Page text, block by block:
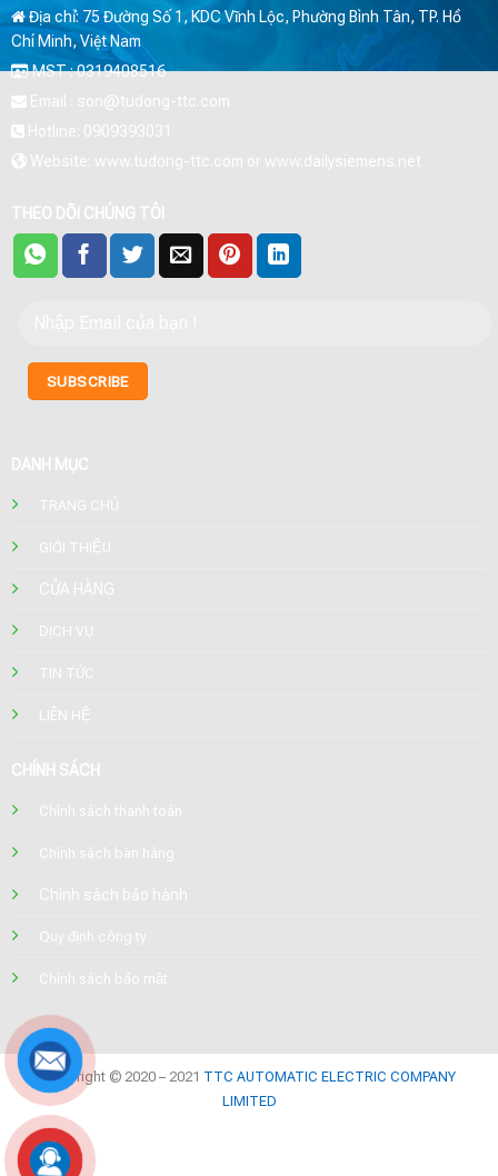
Địa chỉ: 75 Đường Số 1, KDC Vĩnh Lộc, Phường Bình Tân, TP. Hồ
Chí Minh, Việt Nam
MST : 0319408516
Email : son@tudong-ttc.com
Hotline: 0909393031
Website: www.tudong-ttc.com or www.dailysiemens.net
THEO DÕI CHÚNG TÔI
DANH MỤC
TRANG CHỦ
GIỚI THIỆU
CỬA HÀNG
DỊCH VỤ
TIN TỨC
LIÊN HỆ
CHÍNH SÁCH
Chính sách thanh toán
Chính sách bán hàng
Chính sách bảo hành
Quy định công ty
Chính sách bảo mật
Copyright © 2020 – 2021 TTC AUTOMATIC ELECTRIC COMPANY
LIMITED